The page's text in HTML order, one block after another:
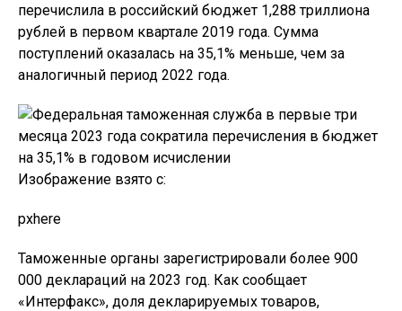
перечислила в российский бюджет 1,288 триллиона
рублей в первом квартале 2019 года. Сумма
поступлений оказалась на 35,1% меньше, чем за
аналогичный период 2022 года.
Изображение взято с:
pxhere
Таможенные органы зарегистрировали более 900
000 деклараций на 2023 год. Как сообщает
«Интерфакс», доля декларируемых товаров,